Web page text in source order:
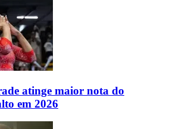
atinge maior nota do
em 2026